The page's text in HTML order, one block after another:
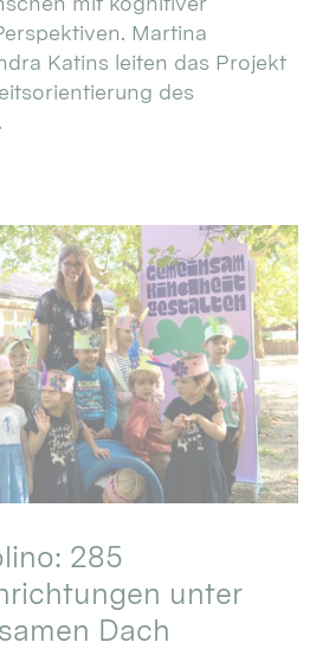
Martina
Katins leiten das Projekt
des
285
unter
Dach